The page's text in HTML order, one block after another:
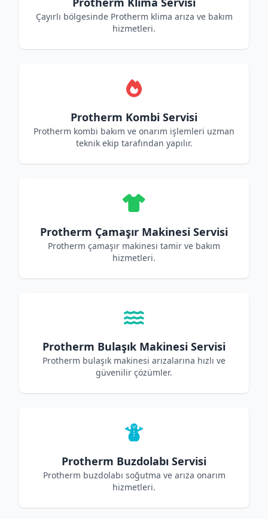
Çayırlı bölgesinde Protherm klima arıza ve bakım
hizmetleri.
Protherm Kombi Servisi
Protherm kombi bakım ve onarım işlemleri uzman
teknik ekip tarafından yapılır.
Protherm Çamaşır Makinesi Servisi
Protherm çamaşır makinesi tamir ve bakım
hizmetleri.
Protherm Bulaşık Makinesi Servisi
Protherm bulaşık makinesi arızalarına hızlı ve
güvenilir çözümler.
Protherm Buzdolabı Servisi
Protherm buzdolabı soğutma ve arıza onarım
hizmetleri.